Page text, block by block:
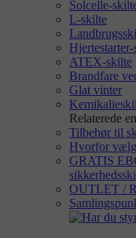
Solcelle-
L-skilte
ATEX-skilte
Brandfare
Glat vinter
Relaterede
Tilbehør til
Hvorfor
GRATIS
OUTLET /